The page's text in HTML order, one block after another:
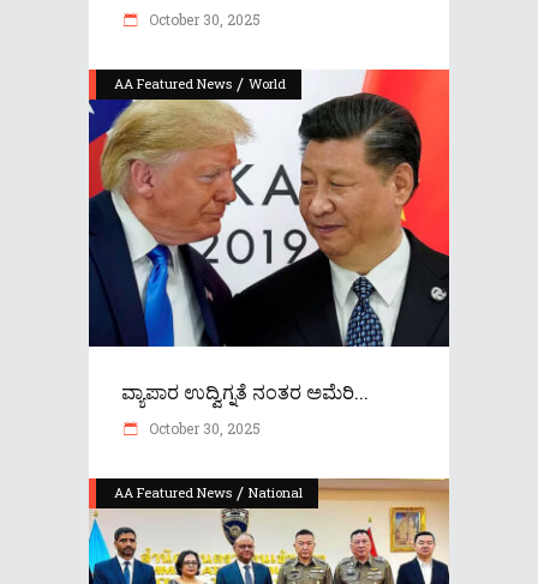
October 30, 2025
AA Featured News / World
ವ್ಯಾಪಾರ ಉದ್ವಿಗ್ನತೆ ನಂತರ ಅಮೆರಿ...
October 30, 2025
AA Featured News / National